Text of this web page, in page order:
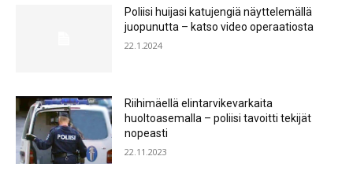
Poliisi huijasi katujengiä näyttelemällä
juopunutta – katso video operaatiosta
22.1.2024
Riihimäellä elintarvikevarkaita
huoltoasemalla – poliisi tavoitti tekijät
nopeasti
22.11.2023